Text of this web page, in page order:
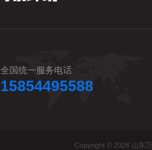
全国统一服务电话
15854495588
Copyright © 2026 山东